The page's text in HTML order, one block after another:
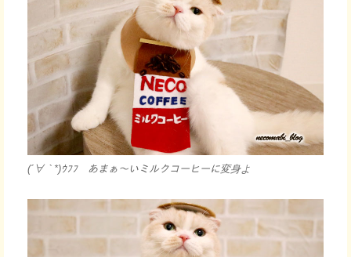
(´∀｀*)ｳﾌﾌ あまぁ～いミルクコーヒーに変身よ